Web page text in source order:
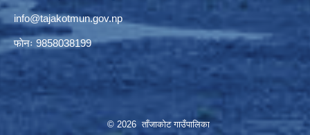
info@tajakotmun.gov.np
फाेनः 9858038199
© 2026 ताँजाकोट गाउँपालिका